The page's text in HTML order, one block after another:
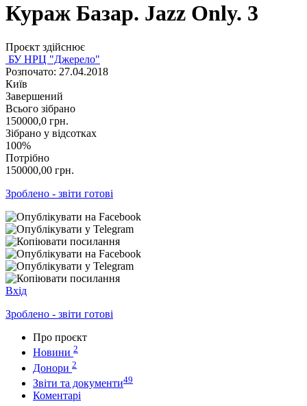
Кураж Базар. Jazz Only. 3
Проєкт здійснює
БУ НРЦ "Джерело"
Розпочато: 27.04.2018
Київ
Завершений
Всього зібрано
150000,0 грн.
Зібрано у відсотках
100%
Потрібно
150000,00 грн.
Зроблено - звіти готові
Вхід
Зроблено - звіти готові
Про проєкт
Новини 2
Донори 2
Звіти та документи49
Коментарі